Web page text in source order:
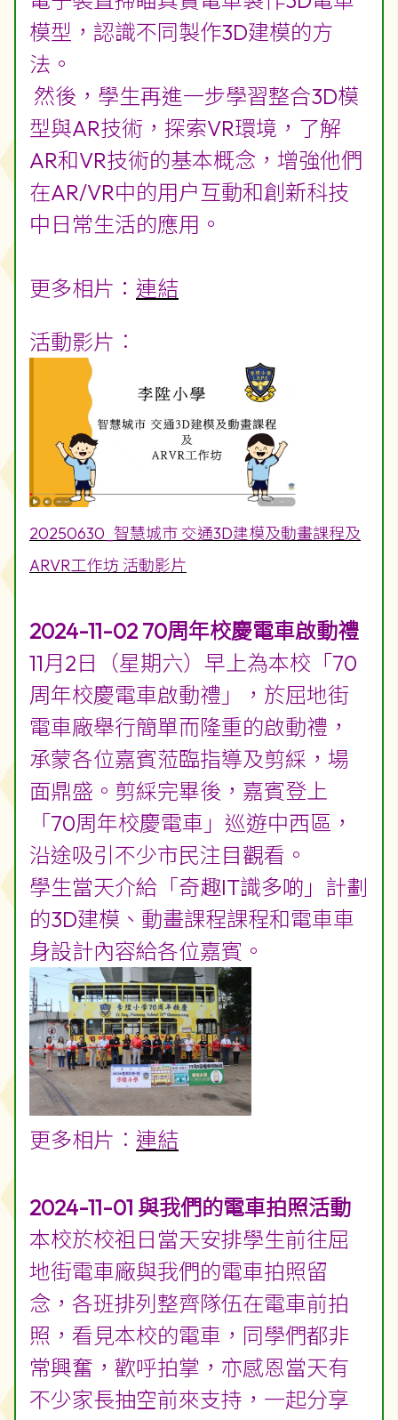
40位四至六年級學生參加「智慧城
市交通3D模型設計的AR與VR工作
坊」。
學生學習AR擴增實景的應用，透過
電子裝置掃瞄真實電車製作3D電車
模型，認識不同製作3D建模的方
法。
然後，學生再進一步學習整合3D模
型與AR技術，探索VR環境，了解
AR和VR技術的基本概念，增強他們
在AR/VR中的用户互動和創新科技
中日常生活的應用。
更多相片：連結
活動影片︰
20250630_智慧城市 交通3D建模及動畫課程及
ARVR工作坊 活動影片
2024-11-02 70周年校慶電車啟動禮
11月2日（星期六）早上為本校「70
周年校慶電車啟動禮」，於屈地街
電車廠舉行簡單而隆重的啟動禮，
承蒙各位嘉賓蒞臨指導及剪綵，場
面鼎盛。剪綵完畢後，嘉賓登上
「70周年校慶電車」巡遊中西區，
沿途吸引不少市民注目觀看。
學生當天介給「奇趣IT識多啲」計劃
的3D建模、動畫課程課程和電車車
身設計內容給各位嘉賓。
更多相片︰連結
2024-11-01與我們的電車拍照活動
本校於校祖日當天安排學生前往屈
地街電車廠與我們的電車拍照留